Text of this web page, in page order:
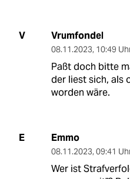
V Vrumfondel
08.11.2023, 10:49
Paßt doch bitte
der liest sich, als
worden wäre.
E Emmo
08.11.2023, 09:41
Wer ist